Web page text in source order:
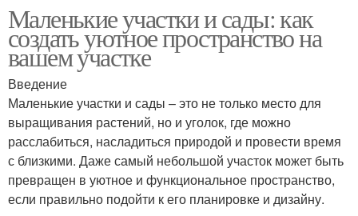
Маленькие участки и сады: как
создать уютное пространство на
вашем участке
Введение
Маленькие участки и сады – это не только место для
выращивания растений, но и уголок, где можно
расслабиться, насладиться природой и провести время
с близкими. Даже самый небольшой участок может быть
превращен в уютное и функциональное пространство,
если правильно подойти к его планировке и дизайну.